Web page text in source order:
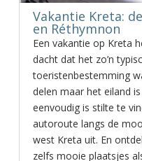
Vakantie Kreta:
en Réthymnon
Een vakantie op Kreta
dacht dat het zo’n
toeristenbestemming
delen maar het eiland
eenvoudig is stilte te
autoroute langs de
west Kreta uit. En
zelfs mooie plaatsjes